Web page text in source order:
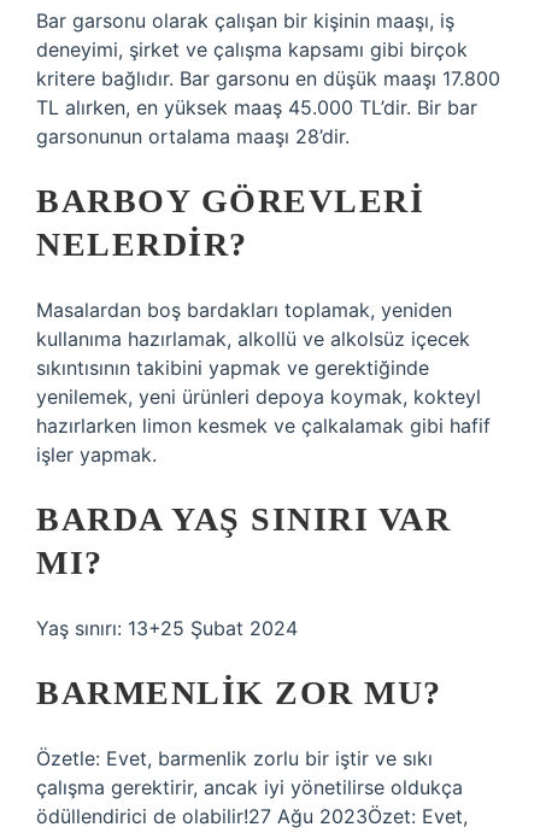
Bar garsonu olarak çalışan bir kişinin maaşı, iş
deneyimi, şirket ve çalışma kapsamı gibi birçok
kritere bağlıdır. Bar garsonu en düşük maaşı 17.800
TL alırken, en yüksek maaş 45.000 TL’dir. Bir bar
garsonunun ortalama maaşı 28’dir.
BARBOY GÖREVLERI
NELERDIR?
Masalardan boş bardakları toplamak, yeniden
kullanıma hazırlamak, alkollü ve alkolsüz içecek
sıkıntısının takibini yapmak ve gerektiğinde
yenilemek, yeni ürünleri depoya koymak, kokteyl
hazırlarken limon kesmek ve çalkalamak gibi hafif
işler yapmak.
BARDA YAŞ SINIRI VAR
MI?
Yaş sınırı: 13+25 Şubat 2024
BARMENLIK ZOR MU?
Özetle: Evet, barmenlik zorlu bir iştir ve sıkı
çalışma gerektirir, ancak iyi yönetilirse oldukça
ödüllendirici de olabilir!27 Ağu 2023Özet: Evet,